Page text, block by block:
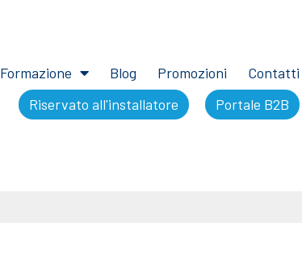
Formazione Blog Promozioni
Contatti
Riservato all'installatore
Portale B2B